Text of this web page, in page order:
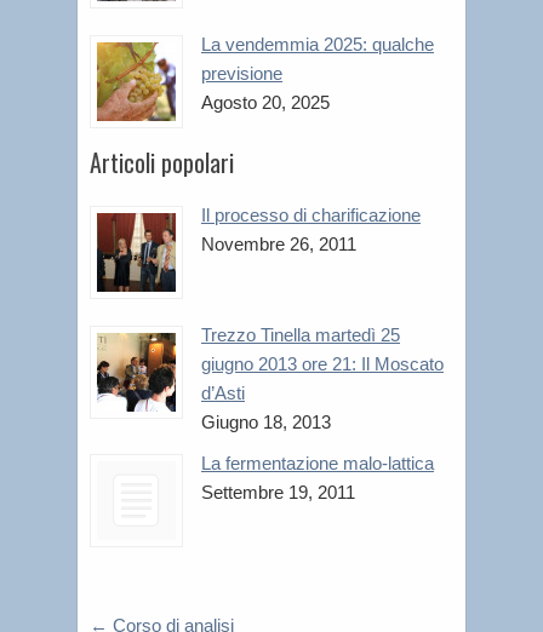
La vendemmia 2025: qualche
previsione
Agosto 20, 2025
Articoli popolari
Il processo di charificazione
Novembre 26, 2011
Trezzo Tinella martedì 25
giugno 2013 ore 21: Il Moscato
d’Asti
Giugno 18, 2013
La fermentazione malo-lattica
Settembre 19, 2011
← Corso di analisi